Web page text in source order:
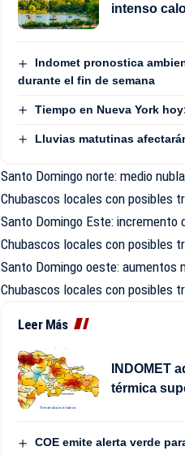
intenso
Indomet pronostica
durante el fin de semana
Tiempo en Nueva York
Lluvias matutinas
Santo Domingo norte: medio
Chubascos locales con posibles
Santo Domingo Este: incremento
Chubascos locales con posibles
Santo Domingo oeste: aumentos
Chubascos locales con posibles
Leer Más
INDOMET
térmica
COE emite alerta verde